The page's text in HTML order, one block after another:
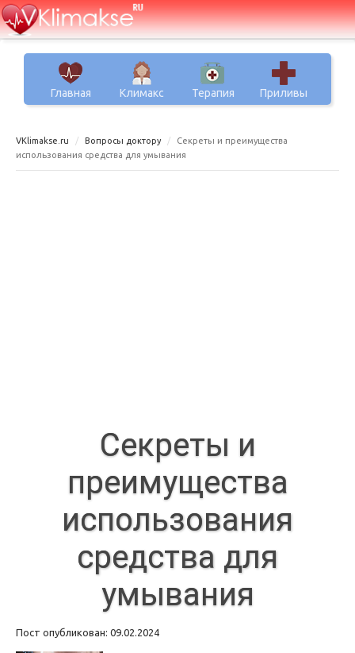
Главная Климакс Терапия Приливы
VKlimakse.ru Вопросы доктору
Секреты и преимущества
использования средства для умывания
Секреты и
преимущества
использования
средства для
умывания
Пост опубликован: 09.02.2024